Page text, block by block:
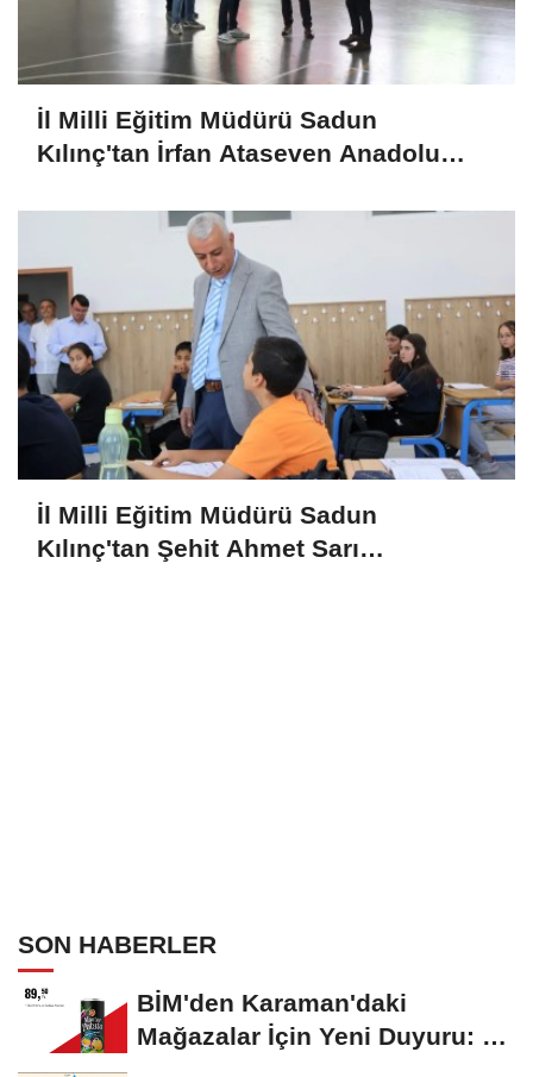
İl Milli Eğitim Müdürü Sadun
Kılınç'tan İrfan Ataseven Anadolu
İl Milli Eğitim Müdürü Sadun
Kılınç'tan Şehit Ahmet Sarı
SON HABERLER
BİM'den Karaman'daki
Mağazalar İçin Yeni Duyuru: 11